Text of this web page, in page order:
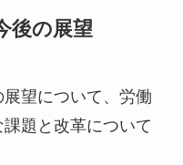
後の展望
望について、労働
題と改革について